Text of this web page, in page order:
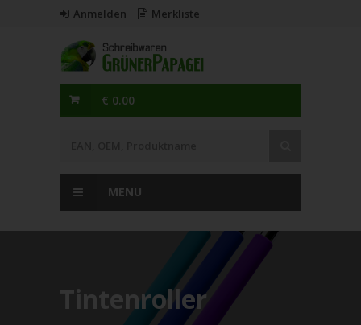
Anmelden Merkliste
€ 0.00
MENU
Tintenroller